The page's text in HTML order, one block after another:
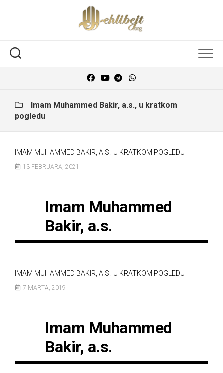
Imam Muhammed Bakir, a.s., u kratkom
pogledu
IMAM MUHAMMED BAKIR, A.S., U KRATKOM POGLEDU
13 FEBRUARA, 2021
Imam Muhammed
Bakir, a.s.
IMAM MUHAMMED BAKIR, A.S., U KRATKOM POGLEDU
7 MARTA, 2019
Imam Muhammed
Bakir, a.s.